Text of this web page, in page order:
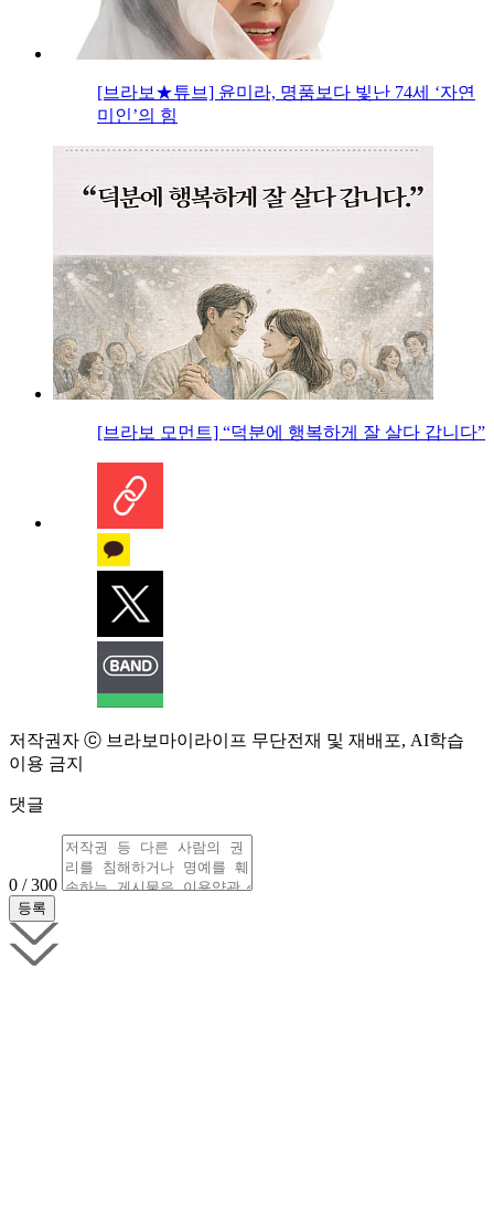
[브라보★튜브] 윤미라, 명품보다 빛난 74세 ‘자연
미인’의 힘
[브라보 모먼트] “덕분에 행복하게 잘 살다 갑니다”
저작권자 ⓒ 브라보마이라이프 무단전재 및 재배포, AI학습
이용 금지
댓글
0 / 300